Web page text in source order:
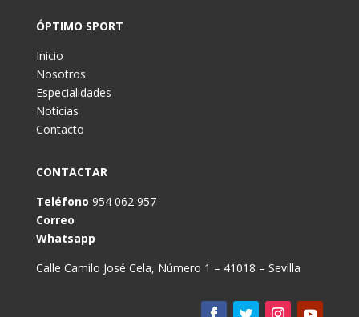
ÓPTIMO SPORT
Inicio
Nosotros
Especialidades
Noticias
Contacto
CONTACTAR
Teléfono 954 062 957
Correo
Whatsapp
Calle Camilo José Cela, Número 1 – 41018 – Sevilla